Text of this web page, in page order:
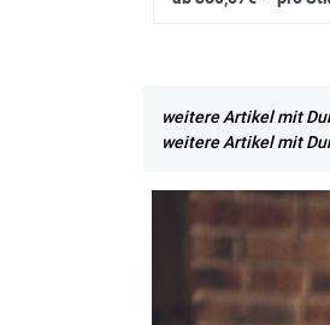
weitere Artikel mit
weitere Artikel mit